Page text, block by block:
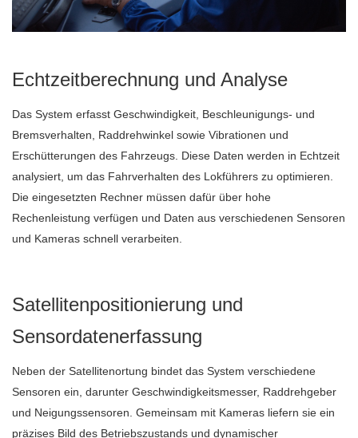
Echtzeitberechnung und Analyse
Das System erfasst Geschwindigkeit, Beschleunigungs- und
Bremsverhalten, Raddrehwinkel sowie Vibrationen und
Erschütterungen des Fahrzeugs. Diese Daten werden in Echtzeit
analysiert, um das Fahrverhalten des Lokführers zu optimieren.
Die eingesetzten Rechner müssen dafür über hohe
Rechenleistung verfügen und Daten aus verschiedenen Sensoren
und Kameras schnell verarbeiten.
Satellitenpositionierung und
Sensordatenerfassung
Neben der Satellitenortung bindet das System verschiedene
Sensoren ein, darunter Geschwindigkeitsmesser, Raddrehgeber
und Neigungssensoren. Gemeinsam mit Kameras liefern sie ein
präzises Bild des Betriebszustands und dynamischer